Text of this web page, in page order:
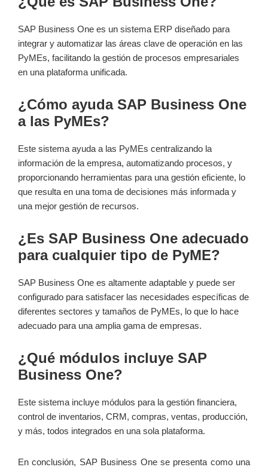
SAP Business One es un sistema ERP diseñado para
integrar y automatizar las áreas clave de operación en las
PyMEs, facilitando la gestión de procesos empresariales
en una plataforma unificada.
¿Cómo ayuda SAP Business One
a las PyMEs?
Este sistema ayuda a las PyMEs centralizando la
información de la empresa, automatizando procesos, y
proporcionando herramientas para una gestión eficiente, lo
que resulta en una toma de decisiones más informada y
una mejor gestión de recursos.
¿Es SAP Business One adecuado
para cualquier tipo de PyME?
SAP Business One es altamente adaptable y puede ser
configurado para satisfacer las necesidades específicas de
diferentes sectores y tamaños de PyMEs, lo que lo hace
adecuado para una amplia gama de empresas.
¿Qué módulos incluye SAP
Business One?
Este sistema incluye módulos para la gestión financiera,
control de inventarios, CRM, compras, ventas, producción,
y más, todos integrados en una sola plataforma.
En conclusión, SAP Business One se presenta como una